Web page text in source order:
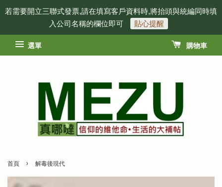
若需要開立三聯式發票,請在填寫客戶資料時,將抬頭與統編同時填
入公司名稱的欄位即可
貼心提醒
選單 購物車
首頁 › 解毒後現代